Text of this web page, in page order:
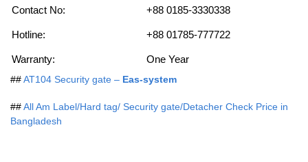
Contact No: +88 0185-3330338
Hotline: +88 01785-777722
Warranty: One Year
##AT104 Security gate – Eas-system
##All Am Label/Hard tag/ Security gate/Detacher Check Price in
Bangladesh